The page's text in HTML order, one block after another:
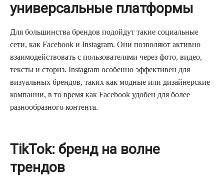
универсальные платформы
Для большинства брендов подойдут такие социальные
сети, как Facebook и Instagram. Они позволяют активно
взаимодействовать с пользователями через фото, видео,
тексты и сториз. Instagram особенно эффективен для
визуальных брендов, таких как модные или дизайнерские
компании, в то время как Facebook удобен для более
разнообразного контента.
TikTok: бренд на волне
трендов